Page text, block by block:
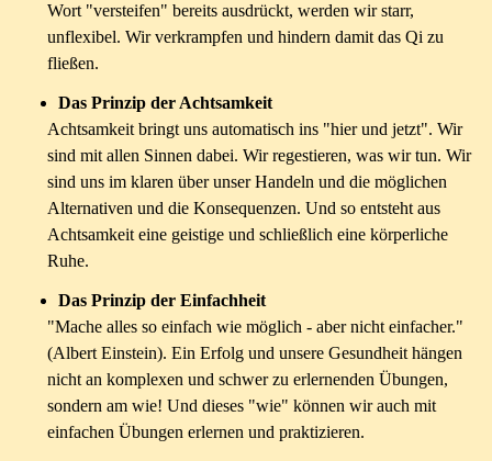
Wort "versteifen" bereits ausdrückt, werden wir starr,
unflexibel. Wir verkrampfen und hindern damit das Qi zu
fließen.
Das Prinzip der Achtsamkeit
Achtsamkeit bringt uns automatisch ins "hier und jetzt". Wir
sind mit allen Sinnen dabei. Wir regestieren, was wir tun. Wir
sind uns im klaren über unser Handeln und die möglichen
Alternativen und die Konsequenzen. Und so entsteht aus
Achtsamkeit eine geistige und schließlich eine körperliche
Ruhe.
Das Prinzip der Einfachheit
"Mache alles so einfach wie möglich - aber nicht einfacher."
(Albert Einstein). Ein Erfolg und unsere Gesundheit hängen
nicht an komplexen und schwer zu erlernenden Übungen,
sondern am wie! Und dieses "wie" können wir auch mit
einfachen Übungen erlernen und praktizieren.